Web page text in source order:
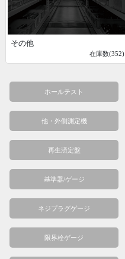
その他
在庫数(352)
ホールテスト
他・外側測定機
再生済定盤
基準器/ゲージ
ネジプラグゲージ
限界栓ゲージ